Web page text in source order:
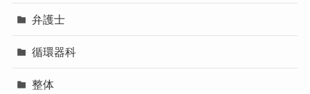
弁護士
循環器科
整体